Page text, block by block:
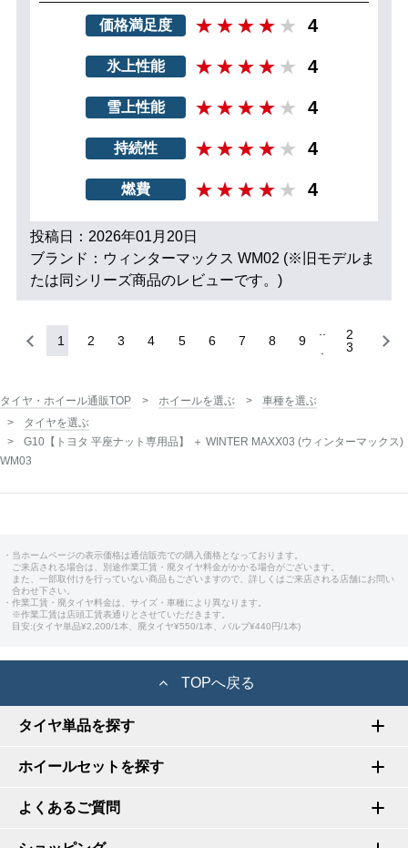
価格満足度 4
氷上性能 4
雪上性能 4
持続性 4
燃費 4
投稿日：2026年01月20日
ブランド：ウィンターマックス WM02 (※旧モデルま
たは同シリーズ商品のレビューです。)
1 2 3 4 5 6 7 8 9
2
3
タイヤ・ホイール通販TOP ホイールを選ぶ
車種を選ぶ
タイヤを選ぶ
G10【トヨタ 平座ナット専用品】 ＋ WINTER MAXX03 (ウィンターマックス)
WM03
・当ホームページの表示価格は通信販売での購入価格となっております。
ご来店される場合は、別途作業工賃・廃タイヤ料金がかかる場合がございます。
また、一部取付けを行っていない商品もございますので、詳しくはご来店される店舗にお問い
合わせ下さい。
・作業工賃・廃タイヤ料金は、サイズ・車種により異なります。
※作業工賃は店頭工賃表通りとさせていただきます。
目安:(タイヤ単品¥2,200/1本、廃タイヤ¥550/1本、バルブ¥440円/1本)
TOPへ戻る
タイヤ単品を探す
ホイールセットを探す
よくあるご質問